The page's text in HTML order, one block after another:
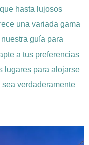
hasta lujosos
una variada gama
guía para
a tus preferencias
lugares para alojarse
verdaderamente